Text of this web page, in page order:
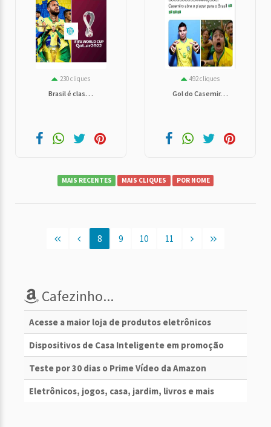
230 cliques
Brasil é clas. . .
492 cliques
Gol do Casemir. . .
MAIS RECENTES MAIS CLIQUES POR NOME
8 9 10 11
Cafezinho...
Acesse a maior loja de produtos eletrônicos
Dispositivos de Casa Inteligente em promoção
Teste por 30 dias o Prime Vídeo da Amazon
Eletrônicos, jogos, casa, jardim, livros e mais